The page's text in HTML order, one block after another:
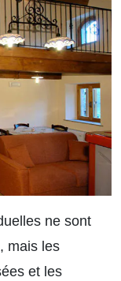
ne sont
mais les
et les